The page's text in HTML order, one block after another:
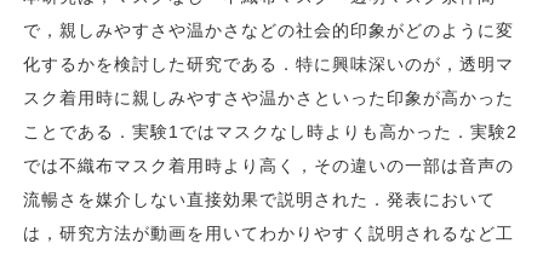
で，親しみやすさや温かさなどの社会的印象がどのように変
化するかを検討した研究である．特に興味深いのが，透明マ
スク着用時に親しみやすさや温かさといった印象が高かった
ことである．実験1ではマスクなし時よりも高かった．実験2
では不織布マスク着用時より高く，その違いの一部は音声の
流暢さを媒介しない直接効果で説明された．発表において
は，研究方法が動画を用いてわかりやすく説明されるなど工